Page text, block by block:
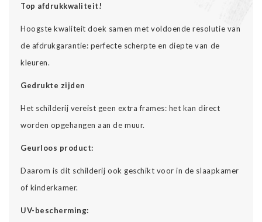
Top afdrukkwaliteit!
Hoogste kwaliteit doek samen met voldoende resolutie van
de afdrukgarantie: perfecte scherpte en diepte van de
kleuren.
Gedrukte zijden
Het schilderij vereist geen extra frames: het kan direct
worden opgehangen aan de muur.
Geurloos product:
Daarom is dit schilderij ook geschikt voor in de slaapkamer
of kinderkamer.
UV-bescherming: